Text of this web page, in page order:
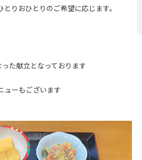
とりおひとりのご希望に応じます。
た献立となっております
ューもございます